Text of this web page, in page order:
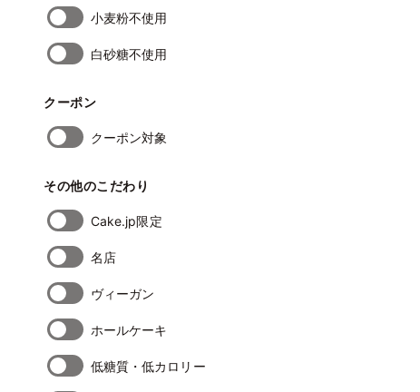
小麦粉不使用
白砂糖不使用
クーポン
クーポン対象
その他のこだわり
Cake.jp限定
名店
ヴィーガン
ホールケーキ
低糖質・低カロリー